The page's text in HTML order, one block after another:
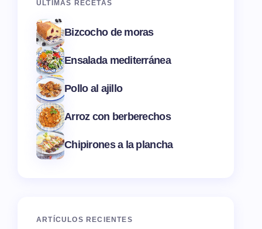
ÚLTIMAS RECETAS
Bizcocho de moras
Ensalada mediterránea
Pollo al ajillo
Arroz con berberechos
Chipirones a la plancha
ARTÍCULOS RECIENTES